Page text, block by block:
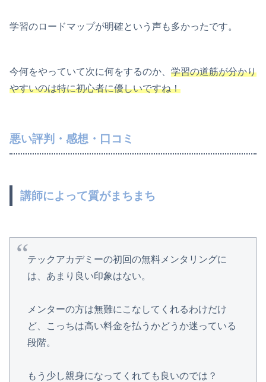
学習のロードマップが明確という声も多かったです。
今何をやっていて次に何をするのか、 学習の道筋が分かり
やすいのは特に初心者に優しいですね！
悪い評判・感想・口コミ
講師によって質がまちまち
テックアカデミーの初回の無料メンタリングに
は、あまり良い印象はない。
メンターの方は無難にこなしてくれるわけだけ
ど、こっちは高い料金を払うかどうか迷っている
段階。
もう少し親身になってくれても良いのでは？